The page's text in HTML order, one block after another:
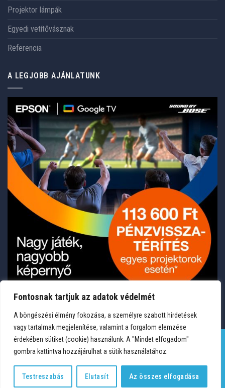
Fontosnak tartjuk az adatok védelmét
A böngészési élmény fokozása, a személyre szabott hirdetések
vagy tartalmak megjelenítése, valamint a forgalom elemzése
érdekében sütiket (cookie) használunk. A "Mindet elfogadom"
gombra kattintva hozzájárulhat a sütik használatához.
Testreszabás Elutasít Az összes elfogadása
Projektor lámpák
Egyedi vetítővásznak
Referencia
A LEGJOBB AJÁNLATUNK
Copyright 2026 © Medium Hungary Kft. Minden jog fenntartva.